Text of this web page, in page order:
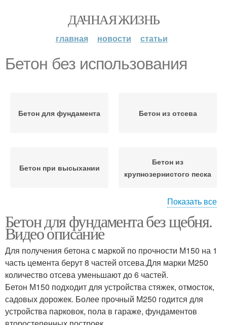
ДАЧНАЯ ЖИЗНЬ
главная новости статьи
Бетон без использования
Бетон для фундамента Бетон из отсева
Бетон при высыхании
Бетон из
крупнозернистого песка
Бетон без воды
Показать все
Бетон для фундамента без щебня.
Видео описание
Для получения бетона с маркой по прочности М150 на 1
часть цемента берут 8 частей отсева.Для марки М250
количество отсева уменьшают до 6 частей.
Бетон М150 подходит для устройства стяжек, отмосток,
садовых дорожек. Более прочный М250 годится для
устройства парковок, пола в гараже, фундаментов